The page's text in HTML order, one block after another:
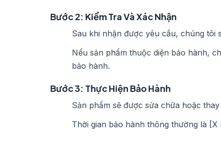
Bước 2: Kiểm Tra Và Xác Nhận
Sau khi nhận được yêu cầu, chúng tôi
Nếu sản phẩm thuộc diện bảo hành,
bảo hành.
Bước 3: Thực Hiện Bảo Hành
Sản phẩm sẽ được sửa chữa hoặc
Thời gian bảo hành thông thường là